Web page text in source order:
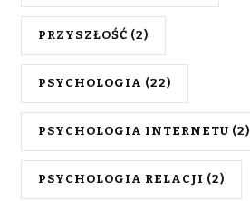
PRZYSZŁOŚĆ (2)
PSYCHOLOGIA (22)
PSYCHOLOGIA INTERNETU (2)
PSYCHOLOGIA RELACJI (2)